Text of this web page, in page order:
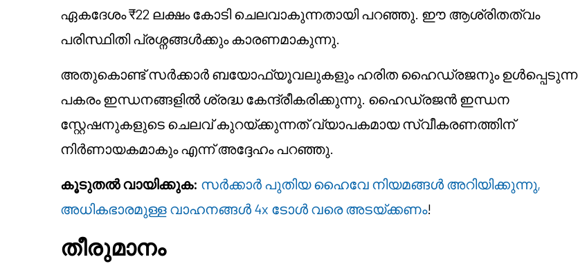
ഏകദേശം ₹22 ലക്ഷം കോടി ചെലവാകുന്നതായി പറഞ്ഞു. ഈ ആശ്രിതത്വം
പരിസ്ഥിതി പ്രശ്നങ്ങൾക്കും കാരണമാകുന്നു.
അതുകൊണ്ട് സർക്കാർ ബയോഫ്യൂവലുകളും ഹരിത ഹൈഡ്രജനും ഉൾപ്പെടുന്ന
പകരം ഇന്ധനങ്ങളിൽ ശ്രദ്ധ കേന്ദ്രീകരിക്കുന്നു. ഹൈഡ്രജൻ ഇന്ധന
സ്റ്റേഷനുകളുടെ ചെലവ് കുറയ്ക്കുന്നത് വ്യാപകമായ സ്വീകരണത്തിന്
നിർണായകമാകും എന്ന് അദ്ദേഹം പറഞ്ഞു.
കൂടുതൽ വായിക്കുക: സർക്കാർ പുതിയ ഹൈവേ നിയമങ്ങൾ അറിയിക്കുന്നു,
അധികഭാരമുള്ള വാഹനങ്ങൾ 4x ടോൾ വരെ അടയ്ക്കണം!
തീരുമാനം